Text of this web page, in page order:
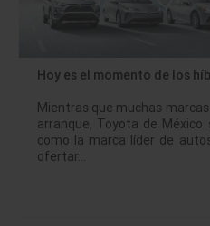
Hoy es el momento de los
Mientras que muchas
arranque, Toyota de México
como la marca líder de
ofertar…